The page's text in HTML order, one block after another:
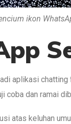
ikon
aplikasi
coba dan ramai
atas keluhan